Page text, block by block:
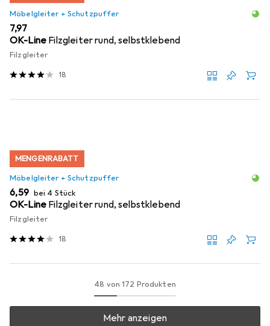
Möbelgleiter + Schutzpuffer
EUR
7,97
OK-Line Filzgleiter rund, selbstklebend
Filzgleiter
18
MENGENRABATT
Möbelgleiter + Schutzpuffer
EUR
6,59 bei 4 Stück
OK-Line Filzgleiter rund, selbstklebend
Filzgleiter
18
48 von 172 Produkten
Mehr anzeigen